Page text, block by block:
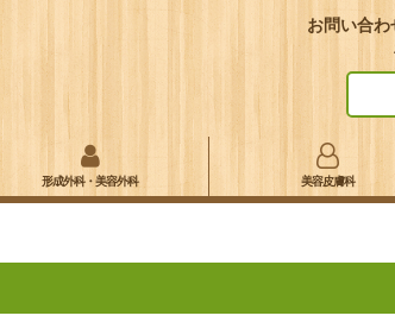
お問い合
形成外科・美容外科 美容皮膚科